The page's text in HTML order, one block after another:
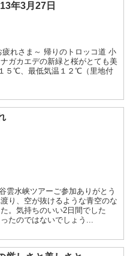
年3月27日
れさま～ 帰りのトロッコ道 小
ガカエデの新緑と桜がとても美
５℃、最低気温１２℃（里地付
雲水峡ツアーご参加ありがとう
り、空が抜けるような青空のな
。気持ちのいい2日間でした
たのではないでしょう...